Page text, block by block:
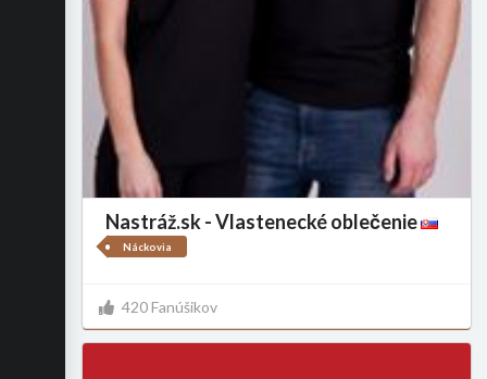
Nastráž.sk - Vlastenecké oblečenie
Náckovia
420 Fanúšikov